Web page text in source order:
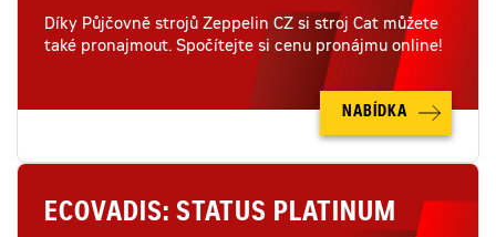
Díky Půjčovně strojů Zeppelin CZ si stroj Cat můžete
také pronajmout. Spočítejte si cenu pronájmu online!
NABÍDKA
ECOVADIS: STATUS PLATINUM